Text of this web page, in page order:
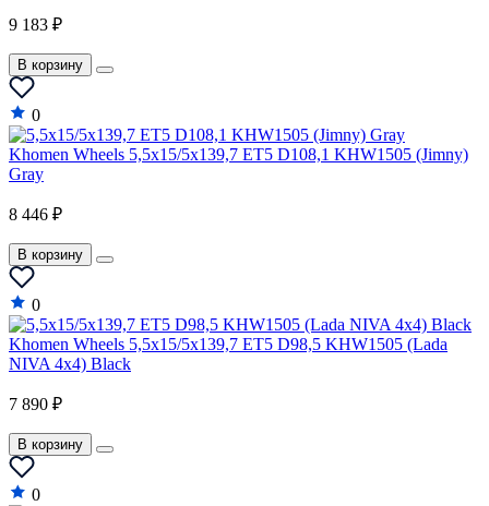
9 183 ₽
В корзину
0
Khomen Wheels 5,5x15/5x139,7 ET5 D108,1 KHW1505 (Jimny)
Gray
8 446 ₽
В корзину
0
Khomen Wheels 5,5x15/5x139,7 ET5 D98,5 KHW1505 (Lada
NIVA 4x4) Black
7 890 ₽
В корзину
0